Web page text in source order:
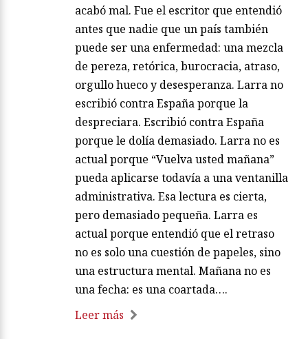
acabó mal. Fue el escritor que entendió
antes que nadie que un país también
puede ser una enfermedad: una mezcla
de pereza, retórica, burocracia, atraso,
orgullo hueco y desesperanza. Larra no
escribió contra España porque la
despreciara. Escribió contra España
porque le dolía demasiado. Larra no es
actual porque “Vuelva usted mañana”
pueda aplicarse todavía a una ventanilla
administrativa. Esa lectura es cierta,
pero demasiado pequeña. Larra es
actual porque entendió que el retraso
no es solo una cuestión de papeles, sino
una estructura mental. Mañana no es
una fecha: es una coartada….
Leer más